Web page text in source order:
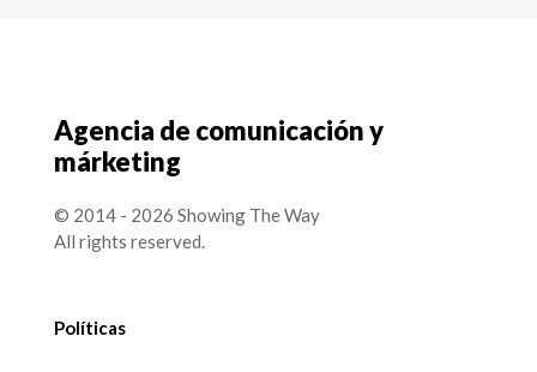
Agencia de comunicación y
márketing
© 2014 - 2026 Showing The Way
All rights reserved.
Políticas